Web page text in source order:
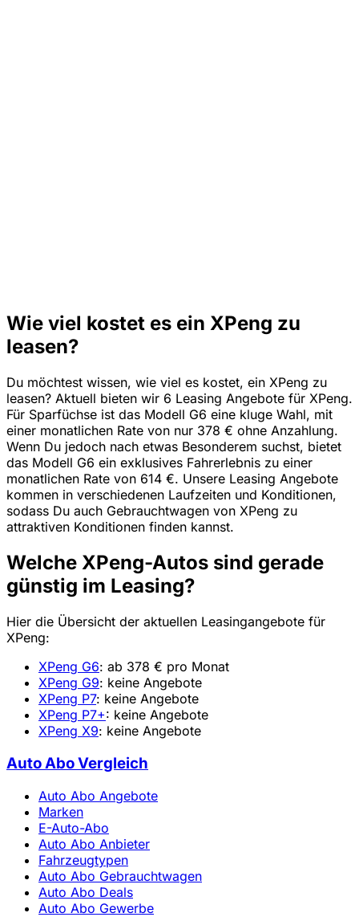
Wie viel kostet es ein XPeng zu
leasen?
Du möchtest wissen, wie viel es kostet, ein XPeng zu
leasen? Aktuell bieten wir 6 Leasing Angebote für XPeng.
Für Sparfüchse ist das Modell G6 eine kluge Wahl, mit
einer monatlichen Rate von nur 378 € ohne Anzahlung.
Wenn Du jedoch nach etwas Besonderem suchst, bietet
das Modell G6 ein exklusives Fahrerlebnis zu einer
monatlichen Rate von 614 €. Unsere Leasing Angebote
kommen in verschiedenen Laufzeiten und Konditionen,
sodass Du auch Gebrauchtwagen von XPeng zu
attraktiven Konditionen finden kannst.
Welche XPeng-Autos sind gerade
günstig im Leasing?
Hier die Übersicht der aktuellen Leasingangebote für
XPeng:
XPeng G6: ab 378 € pro Monat
XPeng G9: keine Angebote
XPeng P7: keine Angebote
XPeng P7+: keine Angebote
XPeng X9: keine Angebote
Auto Abo Vergleich
Auto Abo Angebote
Marken
E-Auto-Abo
Auto Abo Anbieter
Fahrzeugtypen
Auto Abo Gebrauchtwagen
Auto Abo Deals
Auto Abo Gewerbe